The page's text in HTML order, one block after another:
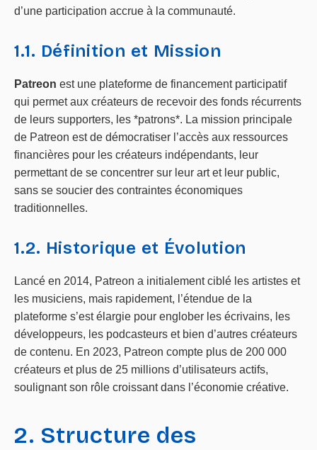
d’une participation accrue à la communauté.
1.1. Définition et Mission
Patreon est une plateforme de financement participatif
qui permet aux créateurs de recevoir des fonds récurrents
de leurs supporters, les *patrons*. La mission principale
de Patreon est de démocratiser l’accès aux ressources
financières pour les créateurs indépendants, leur
permettant de se concentrer sur leur art et leur public,
sans se soucier des contraintes économiques
traditionnelles.
1.2. Historique et Évolution
Lancé en 2014, Patreon a initialement ciblé les artistes et
les musiciens, mais rapidement, l’étendue de la
plateforme s’est élargie pour englober les écrivains, les
développeurs, les podcasteurs et bien d’autres créateurs
de contenu. En 2023, Patreon compte plus de 200 000
créateurs et plus de 25 millions d’utilisateurs actifs,
soulignant son rôle croissant dans l’économie créative.
2. Structure des